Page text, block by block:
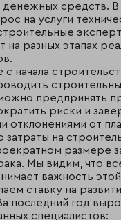
денежных средств. В
на услуги
на разных этапах
начала
предпринять
риски и
отклонениями от
затраты на
размере
Мы видим, что
важность этой
ставку на
последний год
специалистов: